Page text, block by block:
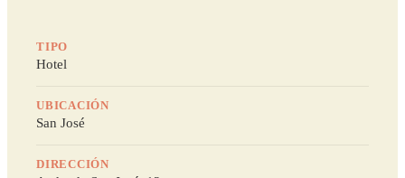
TIPO
Hotel
UBICACIÓN
San José
DIRECCIÓN